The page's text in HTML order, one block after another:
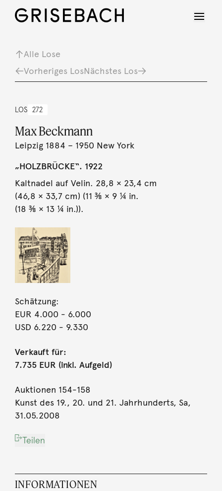
Alle Lose
Vorheriges LosNächstes Los
LOS 272
Max Beckmann
Leipzig 1884 – 1950 New York
„HOLZBRÜCKE“. 1922
Kaltnadel auf Velin. 28,8 × 23,4 cm
(46,8 × 33,7 cm) (11 ⅜ × 9 ¼ in.
(18 ⅜ × 13 ¼ in.)).
Schätzung:
EUR 4.000 - 6.000
USD 6.220 - 9.330
Verkauft für:
7.735 EUR (inkl. Aufgeld)
Auktionen 154-158
Kunst des 19., 20. und 21. Jahrhunderts, Sa,
31.05.2008
Teilen
INFORMATIONEN